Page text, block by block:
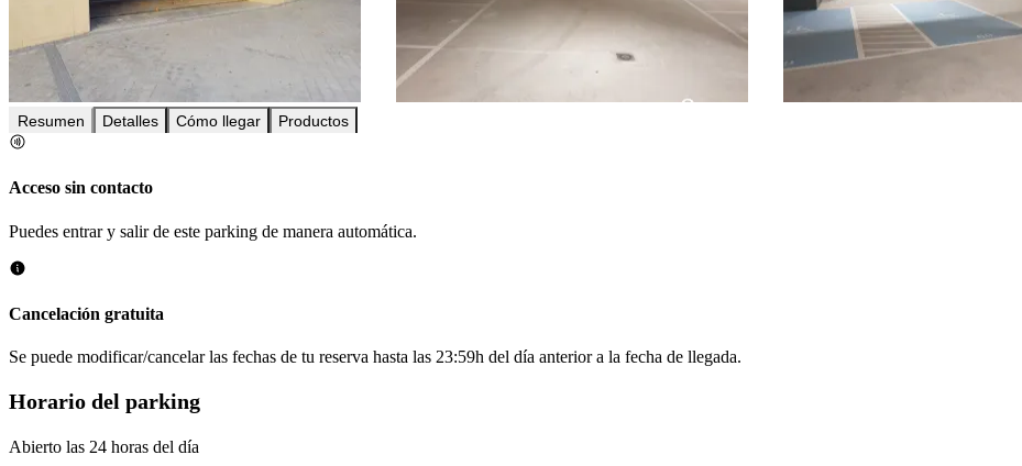
Resumen Detalles Cómo llegar Productos
Acceso sin contacto
Puedes entrar y salir de este parking de manera automática.
Cancelación gratuita
Se puede modificar/cancelar las fechas de tu reserva hasta las 23:59h del día anterior a la fecha de llegada.
Horario del parking
Abierto las 24 horas del día